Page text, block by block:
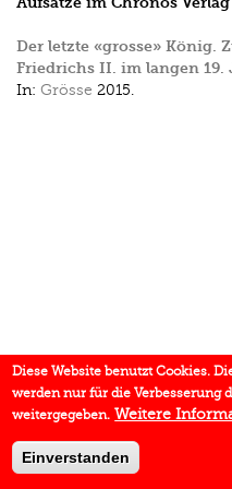
Der letzte «grosse» König.
Friedrichs II. im langen 19.
In: Grösse 2015.
Diese Website benutzt Cookies.
werden nur für die Verbesserung
weitergegeben. Weitere
Einverstanden